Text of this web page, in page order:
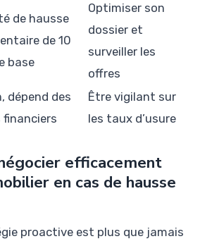
de hausse
de 10
base
Optimiser son
dossier et
surveiller les
offres
dépend des
financiers
Être vigilant sur
les taux d’usure
efficacement
en cas de hausse
proactive est plus que jamais